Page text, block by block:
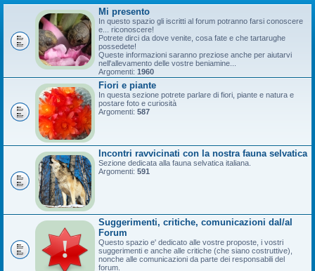
Mi presento
In questo spazio gli iscritti al forum potranno farsi conoscere
e... riconoscere!
Potrete dirci da dove venite, cosa fate e che tartarughe
possedete!
Queste informazioni saranno preziose anche per aiutarvi
nell'allevamento delle vostre beniamine...
Argomenti: 1960
Fiori e piante
In questa sezione potrete parlare di fiori, piante e natura e
postare foto e curiosità
Argomenti: 587
Incontri ravvicinati con la nostra fauna selvatica
Sezione dedicata alla fauna selvatica italiana.
Argomenti: 591
Suggerimenti, critiche, comunicazioni dal/al
Forum
Questo spazio e' dedicato alle vostre proposte, i vostri
suggerimenti e anche alle critiche (che siano costruttive),
nonche alle comunicazioni da parte dei responsabili del
forum.